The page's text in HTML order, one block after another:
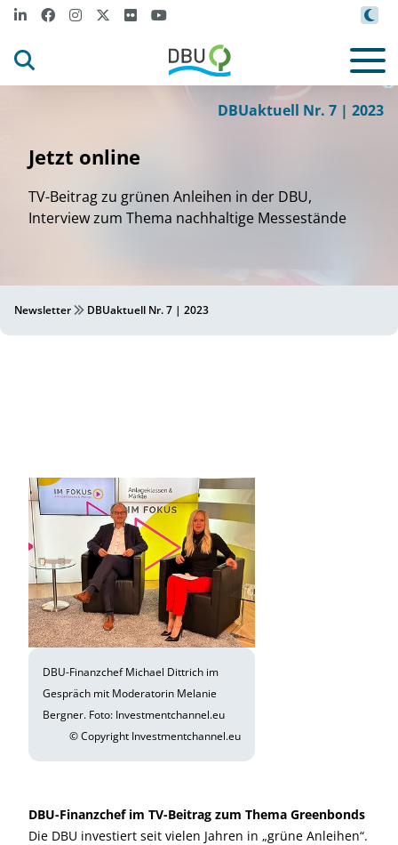
Canva_anandaBGD
_
Get
t
y I
m
DBUaktuell Nr. 7 | 2023
Jetzt online
TV-Beitrag zu grünen Anleihen in der DBU,
Interview zum Thema nachhaltige Messestände
Newsletter DBUaktuell Nr. 7 | 2023
DBU-Finanzchef Michael Dittrich im
Gespräch mit Moderatorin Melanie
Bergner. Foto: Investmentchannel.eu
© Copyright Investmentchannel.eu
DBU-Finanzchef im TV-Beitrag zum Thema Greenbonds
Die DBU investiert seit vielen Jahren in „grüne Anleihen“.